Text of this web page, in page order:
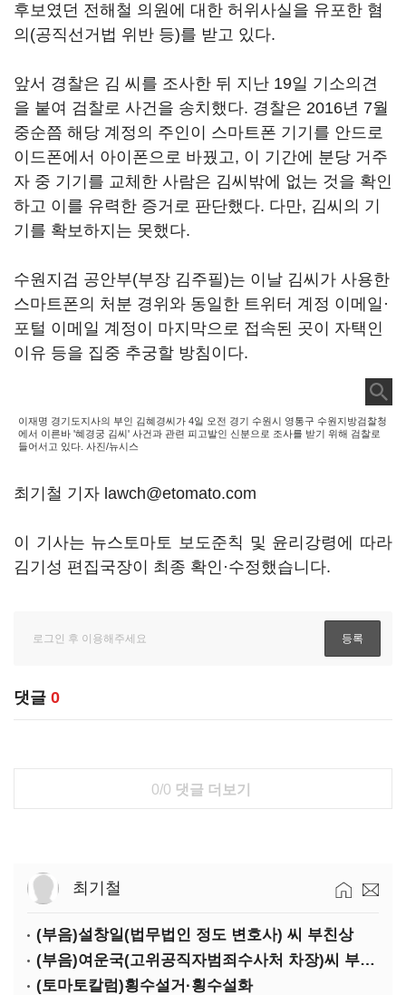
후보였던 전해철 의원에 대한 허위사실을 유포한 혐
의(공직선거법 위반 등)를 받고 있다.
앞서 경찰은 김 씨를 조사한 뒤 지난 19일 기소의견
을 붙여 검찰로 사건을 송치했다. 경찰은 2016년 7월
중순쯤 해당 계정의 주인이 스마트폰 기기를 안드로
이드폰에서 아이폰으로 바꿨고, 이 기간에 분당 거주
자 중 기기를 교체한 사람은 김씨밖에 없는 것을 확인
하고 이를 유력한 증거로 판단했다. 다만, 김씨의 기
기를 확보하지는 못했다.
수원지검 공안부(부장 김주필)는 이날 김씨가 사용한
스마트폰의 처분 경위와 동일한 트위터 계정 이메일·
포털 이메일 계정이 마지막으로 접속된 곳이 자택인
이유 등을 집중 추궁할 방침이다.
이재명 경기도지사의 부인 김혜경씨가 4일 오전 경기 수원시 영통구 수원지방검찰청
에서 이른바 '혜경궁 김씨' 사건과 관련 피고발인 신분으로 조사를 받기 위해 검찰로
들어서고 있다. 사진/뉴시스
최기철 기자 lawch@etomato.com
이 기사는 뉴스토마토 보도준칙 및 윤리강령에 따라
김기성 편집국장이 최종 확인·수정했습니다.
댓글 0
0/0 댓글 더보기
최기철
(부음)설창일(법무법인 정도 변호사) 씨 부친상
(부음)여운국(고위공직자범죄수사처 차장)씨 부친상
(토마토칼럼)횡수설거·횡수설화